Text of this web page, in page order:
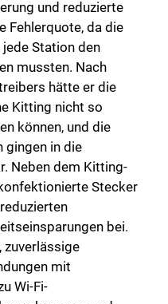
und reduzierte
Fehlerquote, da die
Station den
mussten. Nach
hätte er die
Kitting nicht so
können, und die
gingen in die
Neben dem Kitting-
Stecker
bei.
zuverlässige
mit
Wi-Fi-